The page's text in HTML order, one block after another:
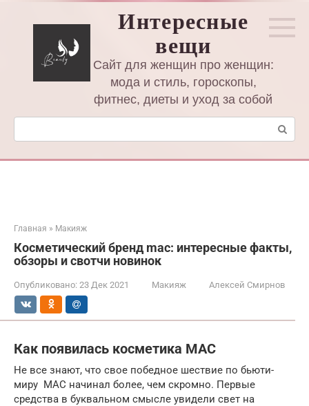
Интересные
вещи
Сайт для женщин про женщин:
мода и стиль, гороскопы,
фитнес, диеты и уход за собой
Поиск:
Главная » Макияж
Косметический бренд mac: интересные факты,
обзоры и свотчи новинок
Опубликовано: 23 Дек 2021 Макияж Алексей Смирнов
Как появилась косметика MAC
Не все знают, что свое победное шествие по бьюти-
миру MAC начинал более, чем скромно. Первые
средства в буквальном смысле увидели свет на